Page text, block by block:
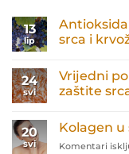
13
lip
srca i
na
Antioksidansi
iz
najbolji
prijatelji
srca
24
svi
Vrijedni
zaštite
na
Vrijedni
pomoćnici
20
svi
Kolagen u
Komentari